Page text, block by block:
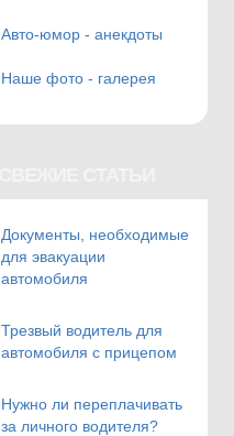
Авто-юмор - анекдоты
Наше фото - галерея
Документы, необходимые
для эвакуации
автомобиля
Трезвый водитель для
автомобиля с прицепом
Нужно ли переплачивать
за личного водителя?